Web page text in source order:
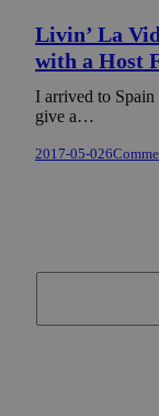
Livin’ La
with a Host
I arrived to Spain
give a…
2017-05-026